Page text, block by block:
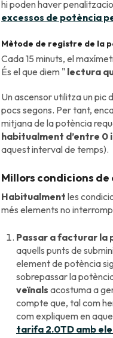
hi poden haver
excessos de potència
Mètode de registre de la
Cada 15 minuts, el
És el que diem " lectura
Un ascensor utilitza un pic
pocs segons. Per tant,
mitjana de la potència
habitualment d’entre 0 i
aquest interval de temps).
Millors condicions
Habitualment les
més elements no
Passar a facturar la
aquells punts de
element de potència
sobrepassar la
veïnals acostuma a
compte que, tal com
com expliquem en
tarifa 2.0TD amb